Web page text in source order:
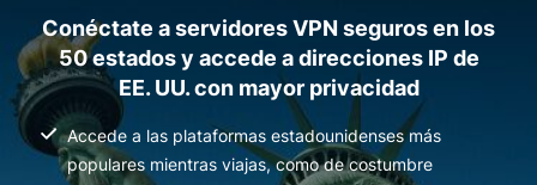
Conéctate a servidores VPN seguros en los
50 estados y accede a direcciones IP de
EE. UU. con mayor privacidad
Accede a las plataformas estadounidenses más
populares mientras viajas, como de costumbre